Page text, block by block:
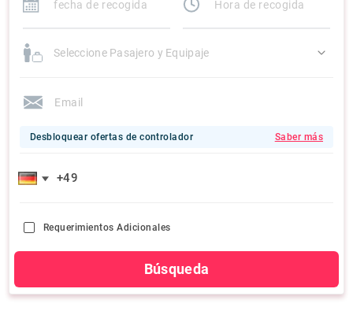
Seleccione Pasajero y Equipaje
Desbloquear ofertas de controlador Saber más
Requerimientos Adicionales
Búsqueda